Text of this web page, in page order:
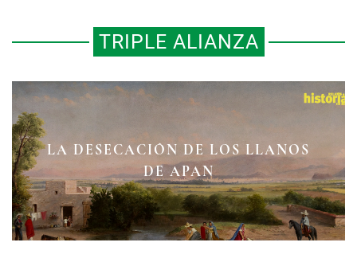
TRIPLE ALIANZA
LA DESECACIÓN DE LOS LLANOS
DE APAN